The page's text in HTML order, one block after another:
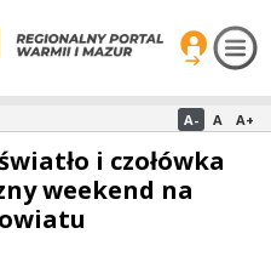
A- A A+
i czołówka
weekend na